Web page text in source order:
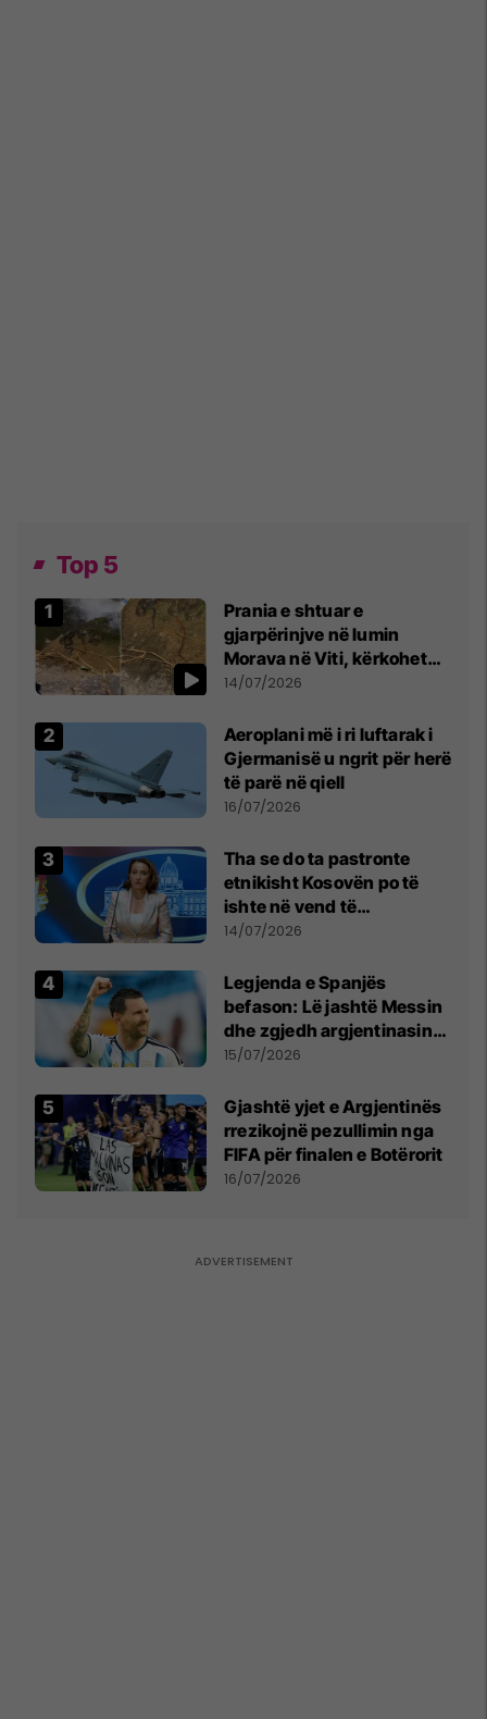
Top 5
Prania e shtuar e
gjarpërinjve në lumin
Morava në Viti, kërkohet
kujdes nga qytetarët
14/07/2026
Aeroplani më i ri luftarak i
Gjermanisë u ngrit për herë
të parë në qiell
16/07/2026
Tha se do ta pastronte
etnikisht Kosovën po të
ishte në vend të
Millosheviqit, Lëvizja e
kërkon shkarkimin e
menjëhershëm të
Snezhana Paunoviq
14/07/2026
Legjenda e Spanjës
befason: Lë jashtë Messin
dhe zgjedh argjentinasin
më të mirë në botë
15/07/2026
Gjashtë yjet e Argjentinës
rrezikojnë pezullimin nga
FIFA për finalen e Botërorit
16/07/2026